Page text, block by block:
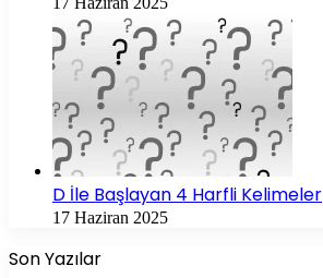
D İle Başlayan 4 Harfli Kelimeler
17 Haziran 2025
Son Yazılar